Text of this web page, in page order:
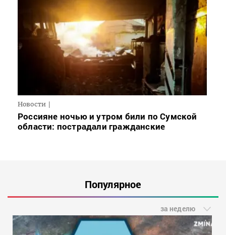
Новости
Россияне ночью и утром били по Сумской
области: пострадали гражданские
Популярное
за неделю